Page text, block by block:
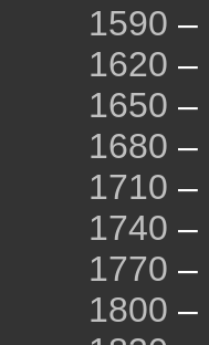
1590 –
1620 –
1650 –
1680 –
1710 –
1740 –
1770 –
1800 –